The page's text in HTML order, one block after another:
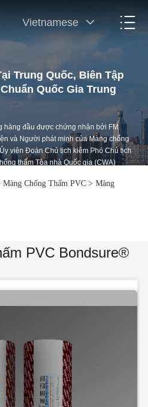
Vietnamese
Trung Quốc, Biên Tập
Quốc Gia Trung
hàng đầu được chứng nhận bởi FM
và Người phát minh của Màng chống
viên Đoàn Chủ tịch kiêm Phó Chủ tịch
thấm Tòa nhà Quốc gia (CWA)
Màng Chống Thấm PVC > Màng
PVC Bondsure®